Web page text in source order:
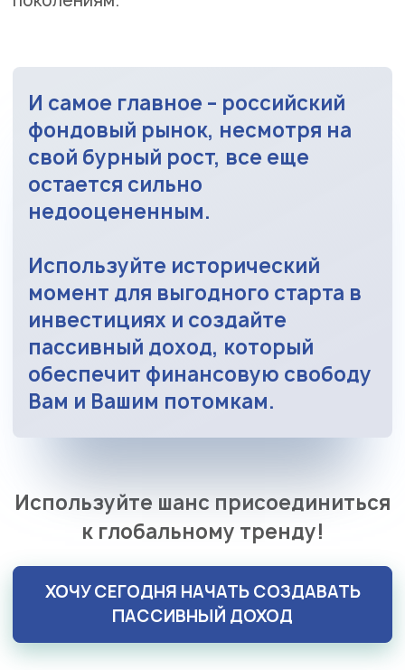
И самое главное – российский
фондовый рынок, несмотря на
свой бурный рост, все еще
остается сильно
недооцененным.
Используйте исторический
момент для выгодного старта в
инвестициях и создайте
пассивный доход, который
обеспечит финансовую свободу
Вам и Вашим потомкам.
Используйте шанс присоединиться
к глобальному тренду!
ХОЧУ СЕГОДНЯ НАЧАТЬ СОЗДАВАТЬ
ПАССИВНЫЙ ДОХОД